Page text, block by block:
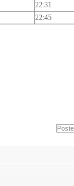
22:31
22:45